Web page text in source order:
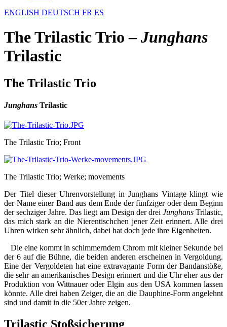
ENGLISH DEUTSCH FR ES
The Trilastic Trio –Junghans
Trilastic
The Trilastic Trio
Junghans Trilastic
The Trilastic Trio; Front
The Trilastic Trio; Werke; movements
Der Titel dieser Uhrenvorstellung in Junghans Vintage klingt wie
der Name einer Band aus dem Ende der fünfziger oder dem Beginn
der sechziger Jahre. Das liegt am Design der drei JunghansTrilastic,
das mich stark an die Nierentischchen jener Zeit erinnert. Alle drei
Uhren wirken sehr ähnlich, dabei hat doch jede ihre Eigenheiten.
Die eine kommt in schimmerndem Chrom mit kleiner Sekunde bei
der 6 auf die Bühne, die beiden anderen erscheinen in Vergoldung.
Eine der Vergoldeten hat eine extravagante Form der Bandanstöße,
die sehr an amerikanisches Design erinnert und die Uhr eher aus der
Produktion von Wittnauer oder Elgin aus den USA kommen lassen
könnte. Alle drei haben Zeiger, die an die Dauphine-Form angelehnt
sind und damit in die 50er Jahre zeigen.
Trilastic Stoßsicherung